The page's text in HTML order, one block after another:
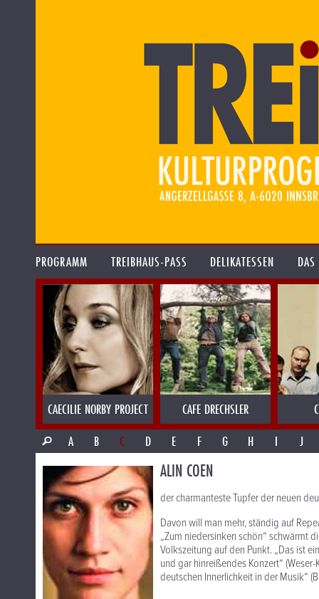
PROGRAMM TREIBHAUS-PASS DELIKATESSEN
CAECILIE NORBY PROJECT CAFE DRECHSLER
A
B C D E F G H I J
ALIN COEN
der charmanteste Tupfer der neuen
Davon will man mehr, ständig auf
„Zum niedersinken schön“ schwärmt
Volkszeitung auf den Punkt. „Das ist
und gar hinreißendes Konzert“
deutschen Innerlichkeit in der Musik“